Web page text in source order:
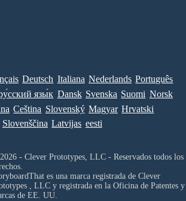
Deutsch Italiana Nederlands Português
язы́к Dansk Svenska Suomi Norsk
Ceština Slovenský Magyar Hrvatski
Slovenščina Latvijas eesti
- Clever Prototypes, LLC - Reservados todos los
es una marca registrada de Clever
, LLCy registrada en la Oficina de Patentes y
de EE. UU.